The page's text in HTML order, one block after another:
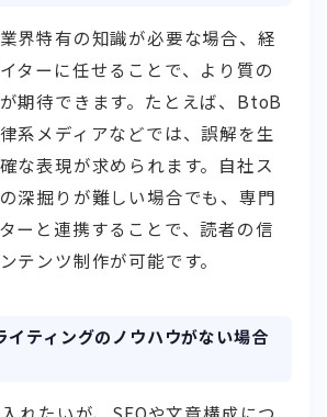
界特有の知識が必要な場合、経
ターに任せることで、より質の
期待できます。たとえば、BtoB
系メディアなどでは、誤解を生
な表現が求められます。自社ス
深掘りが難しい場合でも、専門
ーと連携することで、読者の信
テンツ制作が可能です。
イティングのノウハウがない場合